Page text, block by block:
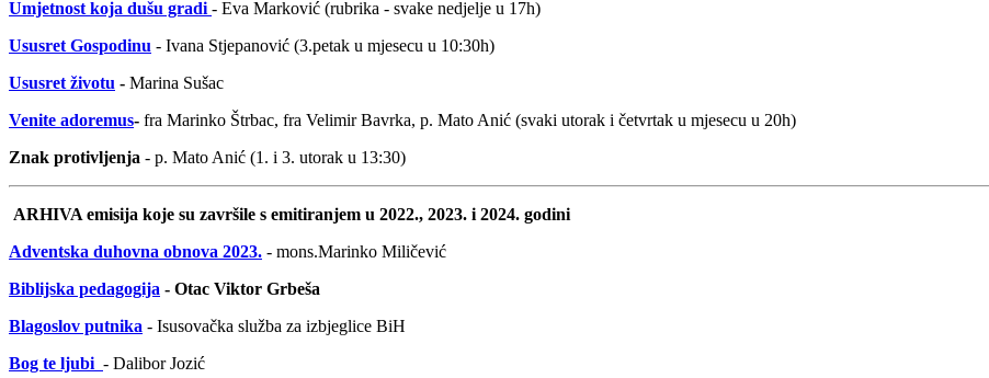
Umjetnost koja dušu gradi - Eva Marković (rubrika - svake nedjelje u 17h)
Ususret Gospodinu - Ivana Stjepanović (3.petak u mjesecu u 10:30h)
Ususret životu - Marina Sušac
Venite adoremus- fra Marinko Štrbac, fra Velimir Bavrka, p. Mato Anić (svaki utorak i četvrtak u mjesecu u 20h)
Znak protivljenja - p. Mato Anić (1. i 3. utorak u 13:30)
ARHIVA emisija koje su završile s emitiranjem u 2022., 2023. i 2024. godini
Adventska duhovna obnova 2023. - mons.Marinko Miličević
Biblijska pedagogija - Otac Viktor Grbeša
Blagoslov putnika - Isusovačka služba za izbjeglice BiH
Bog te ljubi - Dalibor Jozić